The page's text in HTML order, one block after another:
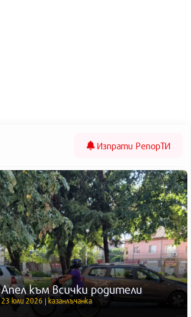
Изпрати РепорТИ
Апел към всички родители
23 юли 2026 | казанлъчанка